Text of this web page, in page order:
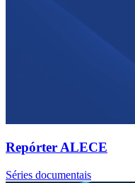
Repórter ALECE
Séries documentais